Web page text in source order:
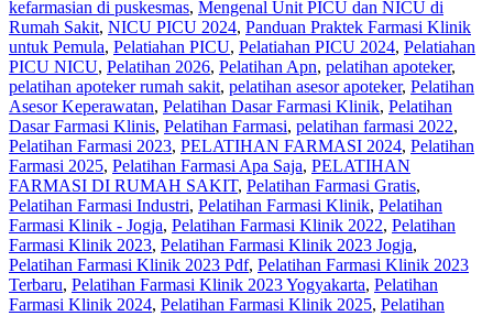
kefarmasian di puskesmas, Mengenal Unit PICU dan NICU di
Rumah Sakit, NICU PICU 2024, Panduan Praktek Farmasi Klinik
untuk Pemula, Pelatiahan PICU, Pelatiahan PICU 2024, Pelatiahan
PICU NICU, Pelatihan 2026, Pelatihan Apn, pelatihan apoteker,
pelatihan apoteker rumah sakit, pelatihan asesor apoteker, Pelatihan
Asesor Keperawatan, Pelatihan Dasar Farmasi Klinik, Pelatihan
Dasar Farmasi Klinis, Pelatihan Farmasi, pelatihan farmasi 2022,
Pelatihan Farmasi 2023, PELATIHAN FARMASI 2024, Pelatihan
Farmasi 2025, Pelatihan Farmasi Apa Saja, PELATIHAN
FARMASI DI RUMAH SAKIT, Pelatihan Farmasi Gratis,
Pelatihan Farmasi Industri, Pelatihan Farmasi Klinik, Pelatihan
Farmasi Klinik - Jogja, Pelatihan Farmasi Klinik 2022, Pelatihan
Farmasi Klinik 2023, Pelatihan Farmasi Klinik 2023 Jogja,
Pelatihan Farmasi Klinik 2023 Pdf, Pelatihan Farmasi Klinik 2023
Terbaru, Pelatihan Farmasi Klinik 2023 Yogyakarta, Pelatihan
Farmasi Klinik 2024, Pelatihan Farmasi Klinik 2025, Pelatihan